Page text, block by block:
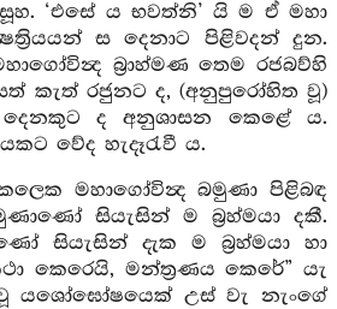
‘එසේ ය භවත්නි’ යි ම ඒ මහා
ස දෙනාට පිළිවදන් දුන.
බ්‍රාහ්මණ තෙම රජබව්හි
කැත් රජුනට ද, (අනුපුරෝහිත වූ)
ද අනුශාසන කෙළේ ය.
වේද හැදෑරැවී ය.
මහාගෝවින්‍ද බමුණා පිළිබඳ
සියැසින් ම බ්‍රහ්මයා දකී.
සියැසින් දැක ම බ්‍රහ්මයා හා
කෙරෙයි, මන්ත්‍රණය කෙරේ” යැ
යශෝඝෝෂයෙක් උස් වැ නැංගේ